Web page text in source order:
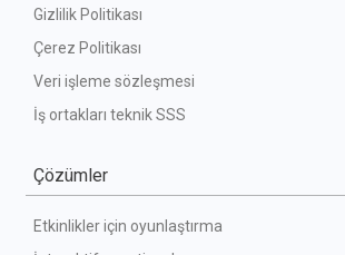
Gizlilik Politikası
Çerez Politikası
Veri işleme sözleşmesi
İş ortakları teknik SSS
Çözümler
Etkinlikler için oyunlaştırma